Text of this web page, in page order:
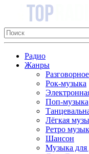
Радио
Жанры
Рок-музыка
Поп-музыка
Лёгкая
Ретро
Шансон
Музыка